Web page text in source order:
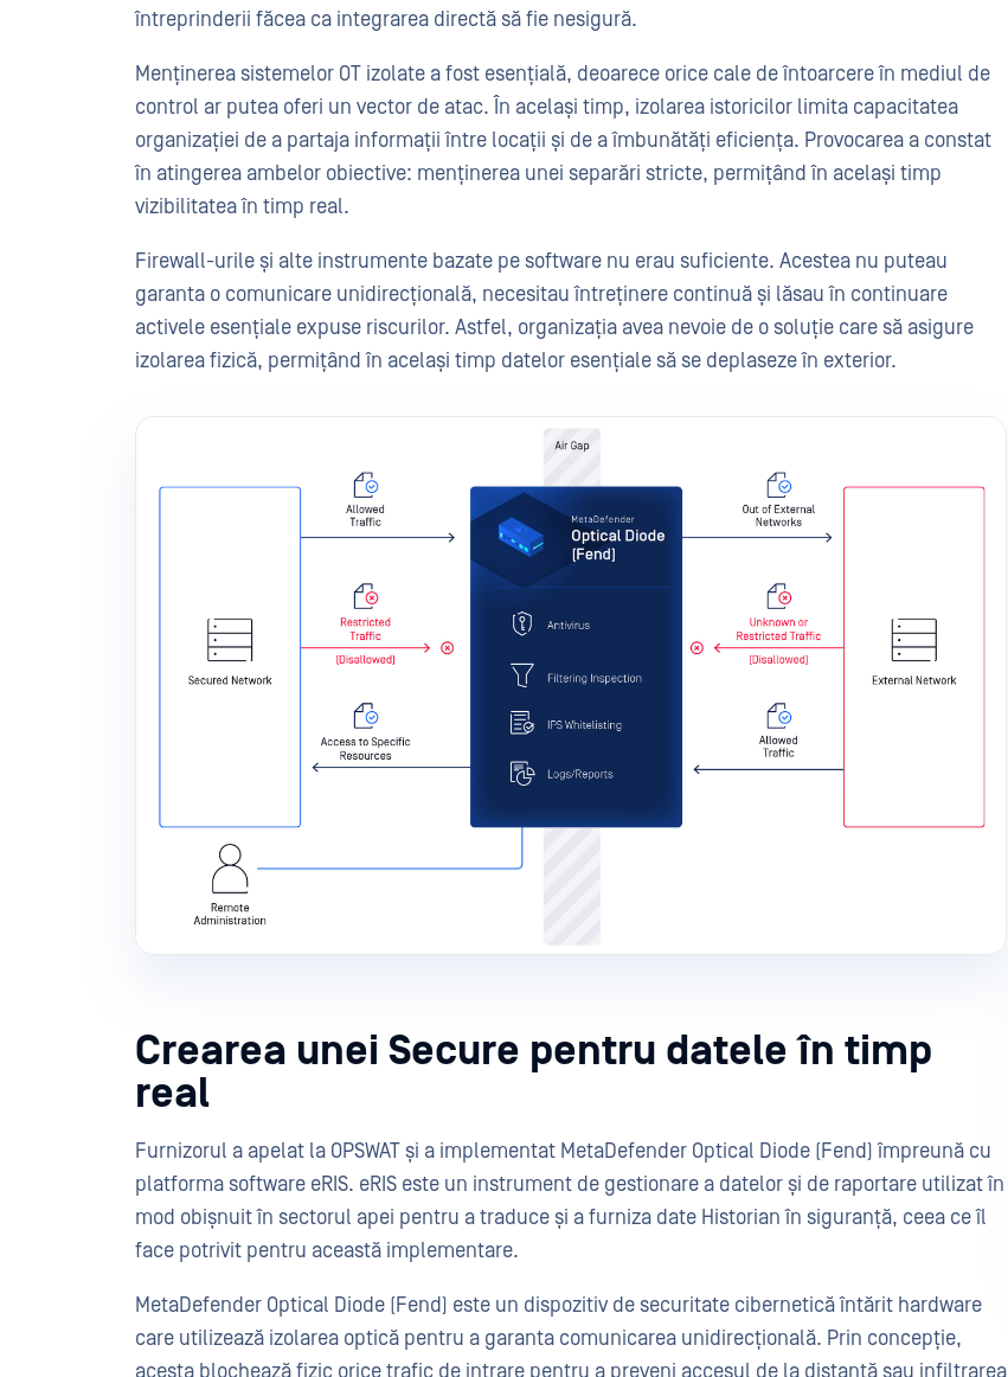
întreprinderii făcea ca integrarea directă să fie nesigură.
Menținerea sistemelor OT izolate a fost esențială, deoarece orice cale de întoarcere în mediul de
control ar putea oferi un vector de atac. În același timp, izolarea istoricilor limita capacitatea
organizației de a partaja informații între locații și de a îmbunătăți eficiența. Provocarea a constat
în atingerea ambelor obiective: menținerea unei separări stricte, permițând în același timp
vizibilitatea în timp real.
Firewall-urile și alte instrumente bazate pe software nu erau suficiente. Acestea nu puteau
garanta o comunicare unidirecțională, necesitau întreținere continuă și lăsau în continuare
activele esențiale expuse riscurilor. Astfel, organizația avea nevoie de o soluție care să asigure
izolarea fizică, permițând în același timp datelor esențiale să se deplaseze în exterior.
Crearea unei Secure pentru datele în timp
real
Furnizorul a apelat la OPSWAT și a implementat MetaDefender Optical Diode (Fend) împreună cu
platforma software eRIS. eRIS este un instrument de gestionare a datelor și de raportare utilizat în
mod obișnuit în sectorul apei pentru a traduce și a furniza date Historian în siguranță, ceea ce îl
face potrivit pentru această implementare.
MetaDefender Optical Diode (Fend) este un dispozitiv de securitate cibernetică întărit hardware
care utilizează izolarea optică pentru a garanta comunicarea unidirecțională. Prin concepție,